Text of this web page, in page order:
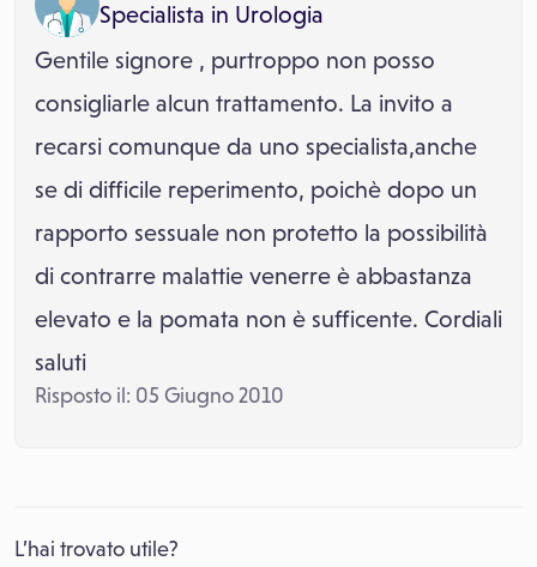
Specialista in Urologia
Gentile signore , purtroppo non posso
consigliarle alcun trattamento. La invito a
recarsi comunque da uno specialista,anche
se di difficile reperimento, poichè dopo un
rapporto sessuale non protetto la possibilità
di contrarre malattie venerre è abbastanza
elevato e la pomata non è sufficente. Cordiali
saluti
Risposto il: 05 Giugno 2010
L’hai trovato utile?